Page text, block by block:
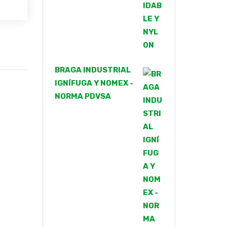
BRAGA INDUSTRIAL
IGNÍFUGA Y NOMEX -
NORMA PDVSA